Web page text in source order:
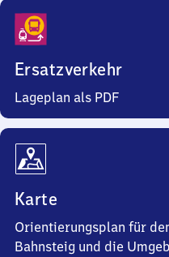
Ersatzverkehr
Lageplan als PDF
Karte
Orientierungsplan für
Bahnsteig und die